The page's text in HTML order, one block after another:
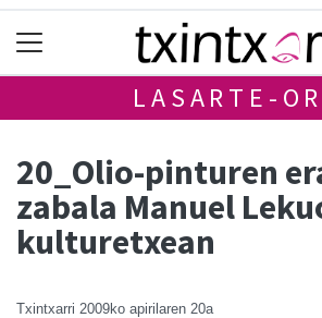
LASARTE-
20_Olio-pinturen
zabala Manuel
kulturetxean
Txintxarri 2009ko apirilaren 20a